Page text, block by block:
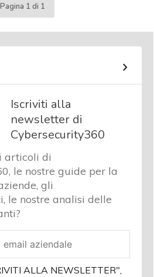
Pagina 1 di 1
Iscriviti alla
newsletter di
Cybersecurity360
articoli di
le nostre guide per la
gli
le nostre analisi delle
ALLA NEWSLETTER",